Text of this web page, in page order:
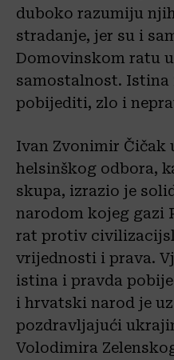
duboko razumiju
stradanje, jer su i
Domovinskom ratu
samostalnost. Istina
pobijediti, zlo i
Ivan Zvonimir Čičak
helsinškog odbora,
skupa, izrazio je
narodom kojeg gazi
rat protiv
vrijednosti i prava.
istina i pravda
i hrvatski narod je
pozdravljajući
Volodimira